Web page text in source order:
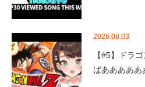
2026.08.03
【#5】ドラ
ばああああ